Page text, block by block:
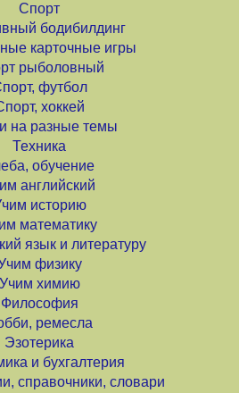
Спорт
бодибилдинг
карточные игры
рыболовный
футбол
хоккей
на разные темы
Техника
обучение
английский
историю
математику
язык и литературу
физику
Учим химию
Философия
ремесла
Эзотерика
и бухгалтерия
справочники, словари